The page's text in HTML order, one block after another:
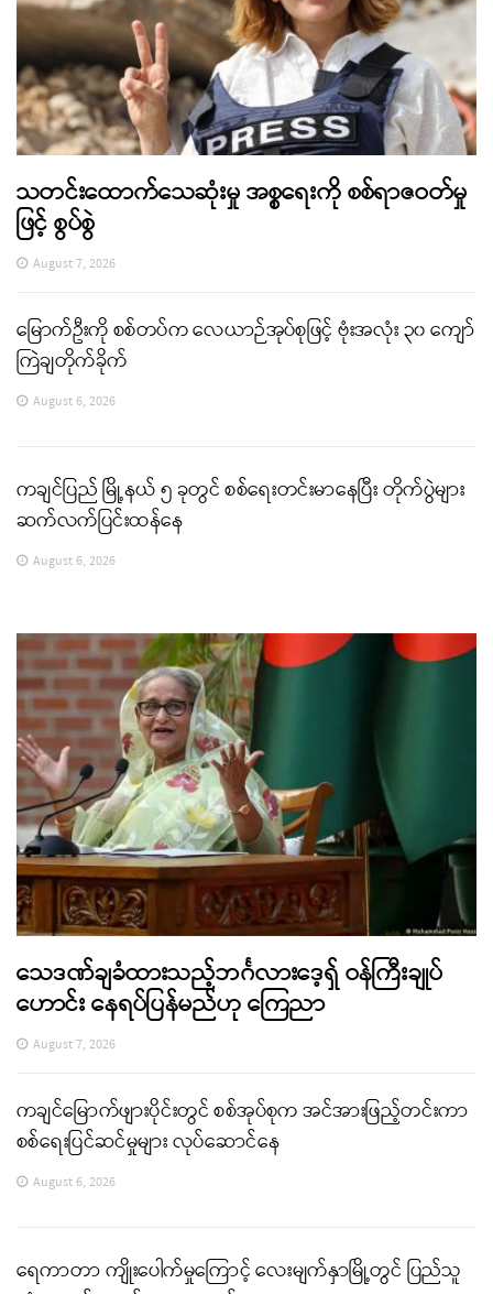
သတင်းထောက်သေဆုံးမှု အစ္စရေးကို စစ်ရာဇဝတ်မှု
ဖြင့် စွပ်စွဲ
August 7, 2026
မြောက်ဦးကို စစ်တပ်က လေယာဉ်အုပ်စုဖြင့် ဗုံးအလုံး ၃၀ ကျော်
ကြဲချတိုက်ခိုက်
August 6, 2026
ကချင်ပြည် မြို့နယ် ၅ ခုတွင် စစ်ရေးတင်းမာနေပြီး တိုက်ပွဲများ
ဆက်လက်ပြင်းထန်နေ
August 6, 2026
သေဒဏ်ချခံထားသည့်ဘင်္ဂလားဒေ့ရှ် ဝန်ကြီးချုပ်
ဟောင်း နေရပ်ပြန်မည်ဟု ကြေညာ
August 7, 2026
ကချင်မြောက်ဖျားပိုင်းတွင် စစ်အုပ်စုက အင်အားဖြည့်တင်းကာ
စစ်ရေးပြင်ဆင်မှုများ လုပ်ဆောင်နေ
August 6, 2026
ရေကာတာ ကျိုးပေါက်မှုကြောင့် လေးမျက်နှာမြို့တွင် ပြည်သူ